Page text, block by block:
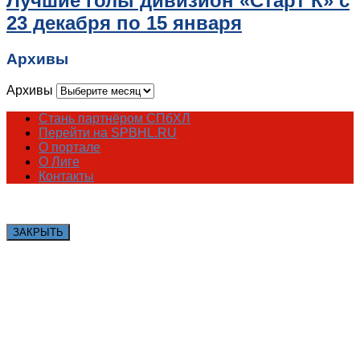
23 декабря по 15 января
Архивы
Архивы
Стань партнёром СПбХЛ
Перейти на SPBHL.RU
О портале
О Лиге
Контакты
ЗАКРЫТЬ